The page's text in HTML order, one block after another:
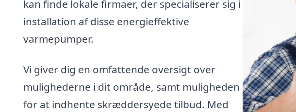
kan finde lokale firmaer, der specialiserer sig i
installation af disse energieffektive
varmepumper.
Vi giver dig en omfattende oversigt over
mulighederne i dit område, samt muligheden
for at indhente skræddersyede tilbud. Med